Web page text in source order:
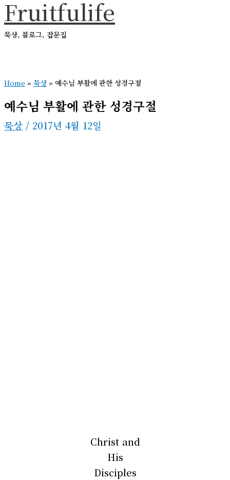
콘
텐
츠
너
뛰
기
Fruitfulife
묵상, 블로그, 잡문집
메
Home » 묵상 » 예수님 부활에 관한 성경구절
예수님 부활에 관한 성경구절
묵상 / 2017년 4월 12일
Christ and
His
Disciples